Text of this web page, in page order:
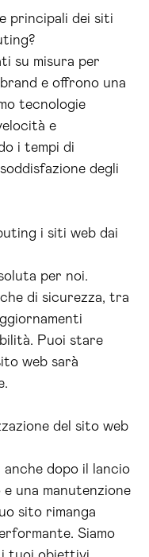
principali dei siti
su misura per
e offrono una
tecnologie
e
i tempi di
degli
i siti web dai
per noi.
di sicurezza, tra
Puoi stare
web sarà
del sito web
dopo il lancio
una manutenzione
sito rimanga
Siamo